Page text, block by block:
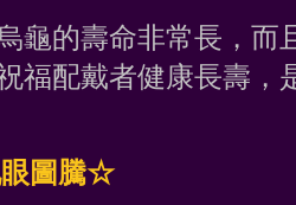
龜的壽命非常長，而
福配戴者健康長壽，
圖騰☆